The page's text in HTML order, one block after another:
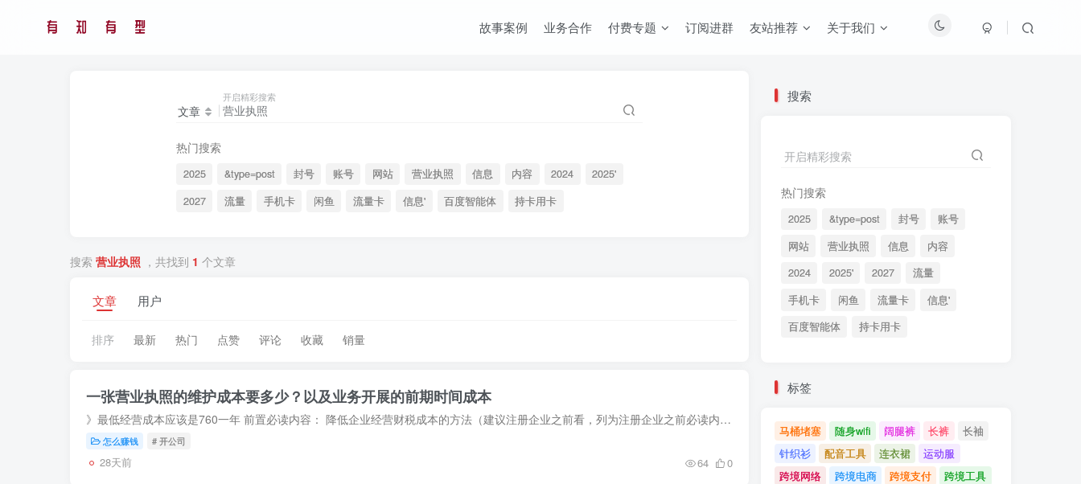
故事案例 业务合作 付费专题 订阅进群 友站推荐 关于我们
文章
开启精彩搜索
热门搜索
2025 &type=post 封号 账号 网站 营业执照 信息 内容 2024
2025'
2027
流量 手机卡 闲鱼 流量卡 信息' 百度智能体 持卡用卡
搜索 营业执照 ，共找到 1 个文章
文章 用户
排序 最新 热门 点赞 评论 收藏 销量
一张营业执照的维护成本要多少？以及业务开展的前期时间成本
》最低经营成本应该是760一年 前置必读内容： 降低企业经营财税成本的方法（建议注册企业之前看，列为注册企业之前必读内容也不为过） 如何低成本开启企业新媒体私域运营？如何开展业务能保证业...
怎么赚钱 # 开公司
28天前 64 0
搜索
开启精彩搜索
热门搜索
2025 &type=post 封号
账号
网站
营业执照 信息
内容
2024
2025' 2027
流量
手机卡
闲鱼 流量卡
信息'
百度智能体
持卡用卡
标签
马桶堵塞 随身wifi 阔腿裤 长裤
长袖
针织衫
配音工具 连衣裙
运动服
跨境网络
跨境电商 跨境支付
跨境工具